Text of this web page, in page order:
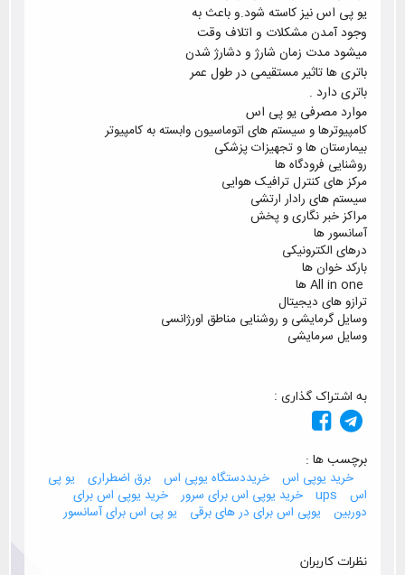
یو پی اس نیز کاسته شود.و باعث به
وجود آمدن مشکلات و اتلاف وقت
میشود مدت زمان شارژ و دشارژ شدن
باتری ها تاثیر مستقیمی در طول عمر
باتری دارد .
موارد مصرفی یو پی اس
کامپیوترها و سیستم های اتوماسیون وابسته به کامپیوتر
بیمارستان ها و تجهیزات پزشکی
روشنایی فرودگاه ها
مرکز های کنترل ترافیک هوایی
سیستم های رادار ارتشی
مراکز خبر نگاری و پخش
آسانسور ها
درهای الکترونیکی
بارکد خوان ها
All in oneها
ترازو های دیجیتال
وسایل گرمایشی و روشنایی مناطق اورژانسی
وسایل سرمایشی
به اشتراک گذاری :
برچسب ها :
خرید یوپی اس خریددستگاه یوپی اس برق اضطراری
یو پی
اس
ups خرید یوپی اس برای سرور
خرید یوپی اس برای
دوربین
یوپی اس برای در های برقی یو پی اس برای آسانسور
نظرات کاربران